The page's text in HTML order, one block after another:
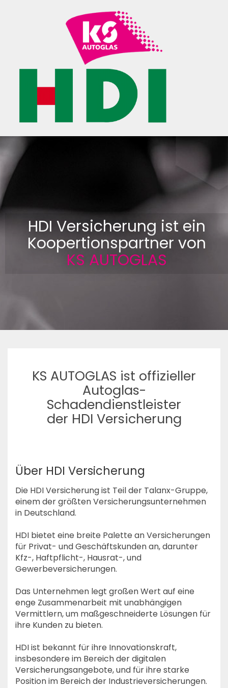
HDI Versicherung ist ein
Koopertionspartner von
KS AUTOGLAS
KS AUTOGLAS ist offizieller
Autoglas-
Schadendienstleister
der HDI Versicherung
Über HDI Versicherung
Die HDI Versicherung ist Teil der Talanx-Gruppe,
einem der größten Versicherungsunternehmen
in Deutschland.
HDI bietet eine breite Palette an Versicherungen
für Privat- und Geschäftskunden an, darunter
Kfz-, Haftpflicht-, Hausrat-, und
Gewerbeversicherungen.
Das Unternehmen legt großen Wert auf eine
enge Zusammenarbeit mit unabhängigen
Vermittlern, um maßgeschneiderte Lösungen für
ihre Kunden zu bieten.
HDI ist bekannt für ihre Innovationskraft,
insbesondere im Bereich der digitalen
Versicherungsangebote, und für ihre starke
Position im Bereich der Industrieversicherungen.